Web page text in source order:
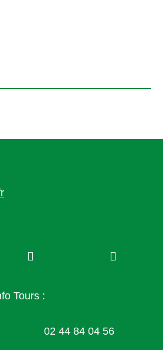
Tours :
02 44 84 04 56